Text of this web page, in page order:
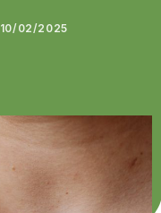
10/02/2025